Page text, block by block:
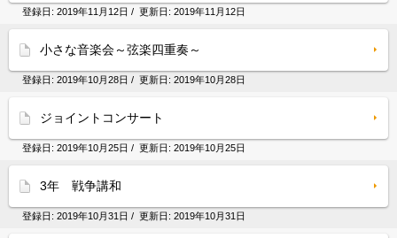
登録日: 2019年11月12日 / 更新日: 2019年11月12日
小さな音楽会～弦楽四重奏～
登録日: 2019年10月28日 / 更新日: 2019年10月28日
ジョイントコンサート
登録日: 2019年10月25日 / 更新日: 2019年10月25日
3年 戦争講和
登録日: 2019年10月31日 / 更新日: 2019年10月31日